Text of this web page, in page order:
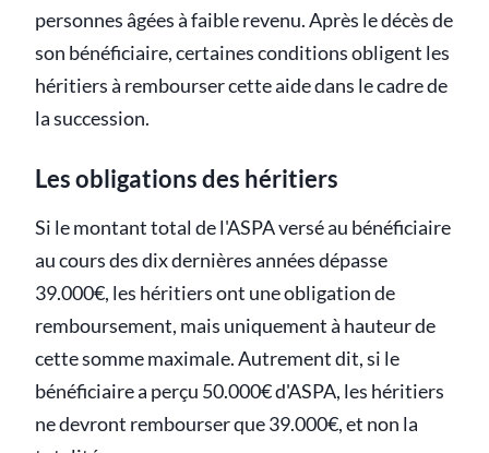
personnes âgées à faible revenu. Après le décès de
son bénéficiaire, certaines conditions obligent les
héritiers à rembourser cette aide dans le cadre de
la succession.
Les obligations des héritiers
Si le montant total de l'ASPA versé au bénéficiaire
au cours des dix dernières années dépasse
39.000€, les héritiers ont une obligation de
remboursement, mais uniquement à hauteur de
cette somme maximale. Autrement dit, si le
bénéficiaire a perçu 50.000€ d'ASPA, les héritiers
ne devront rembourser que 39.000€, et non la